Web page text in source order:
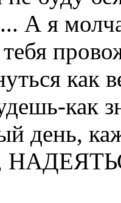
А я
как
как
день,